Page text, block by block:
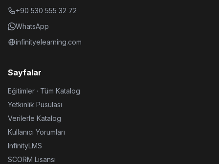
+90 530 555 32 72
WhatsApp
infinityelearning.com
Sayfalar
Eğitimler · Tüm Katalog
Yetkinlik Pusulası
Verilerle Katalog
Kullanıcı Yorumları
InfinityLMS
SCORM Lisansı